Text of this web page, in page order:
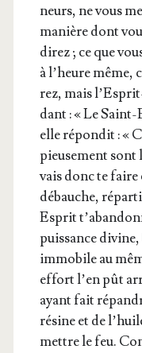
neurs, ne vous
manière dont
direz ; ce que
à l’heure même,
rez, mais
dant : « Le
elle répon­dit : «
pieu­se­ment sont
vais donc te
débauche,
Esprit
puis­sance
immo­bile au
effort l’en pût
ayant fait
résine et de
mettre le feu.